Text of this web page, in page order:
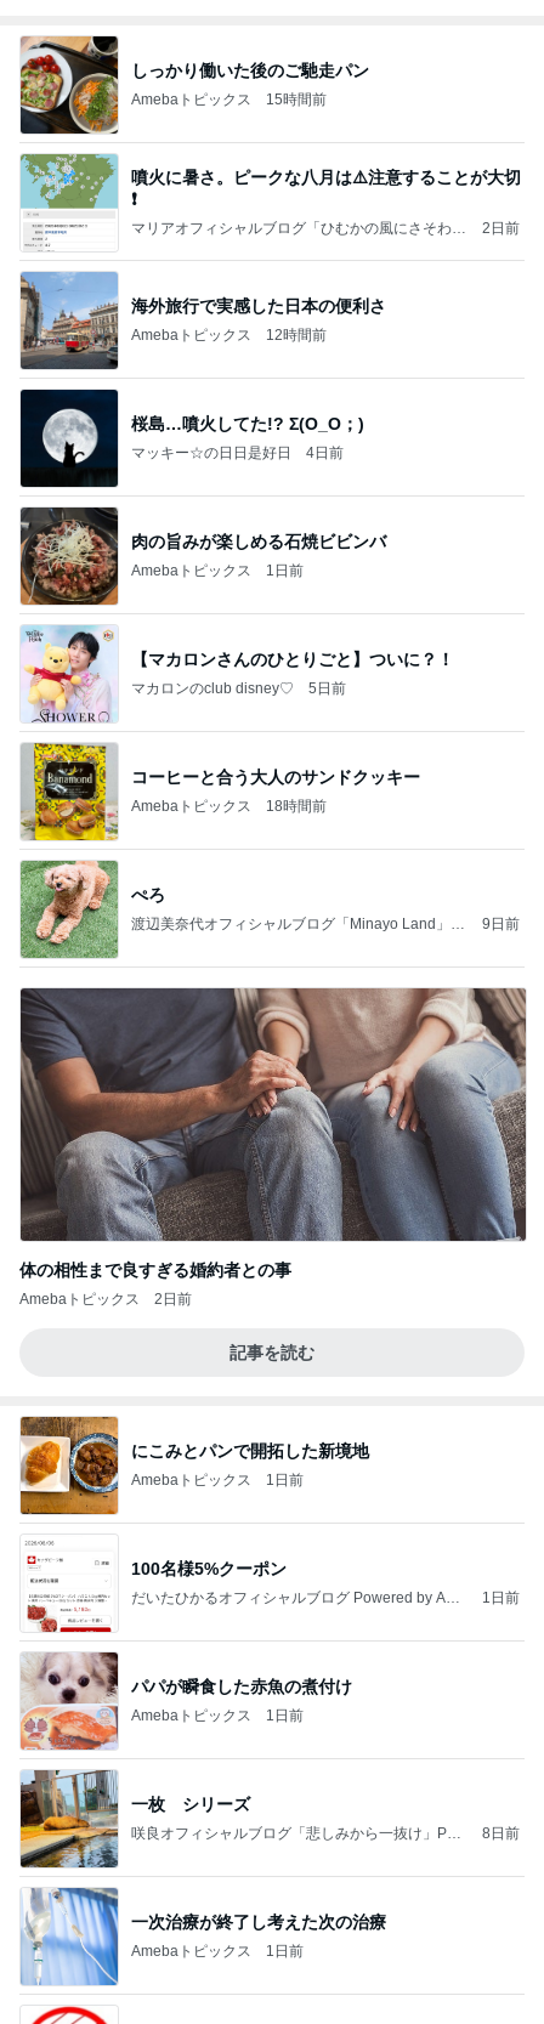
しっかり働いた後のご馳走パン
Amebaトピックス 15時間前
噴火に暑さ。ピークな八月は⚠️注意することが大切
❗️
マリアオフィシャルブログ「ひむかの風にさそわれ
2日前
海外旅行で実感した日本の便利さ
Amebaトピックス 12時間前
桜島…噴火してた!? Σ(O_O；)
マッキー☆の日日是好日 4日前
肉の旨みが楽しめる石焼ビビンバ
Amebaトピックス 1日前
【マカロンさんのひとりごと】ついに？！
マカロンのclub disney♡ 5日前
コーヒーと合う大人のサンドクッキー
Amebaトピックス 18時間前
ぺろ
渡辺美奈代オフィシャルブログ「Minayo Land」P
9日前
体の相性まで良すぎる婚約者との事
Amebaトピックス 2日前
記事を読む
にこみとパンで開拓した新境地
Amebaトピックス 1日前
100名様5%クーポン
だいたひかるオフィシャルブログ Powered by Ame
1日前
パパが瞬食した赤魚の煮付け
Amebaトピックス 1日前
一枚 シリーズ
咲良オフィシャルブログ「悲しみから一抜け」Pow
8日前
一次治療が終了し考えた次の治療
Amebaトピックス 1日前